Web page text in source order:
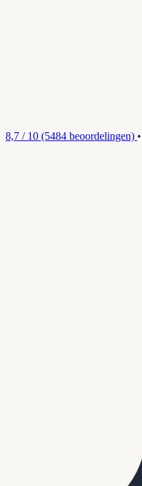
8,7 / 10 (5484 beoordelingen) •